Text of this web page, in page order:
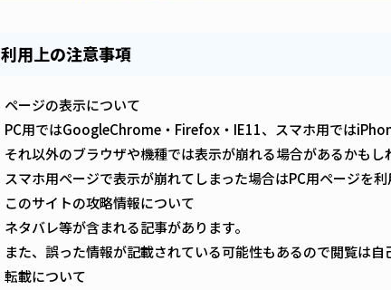
利用上の注意事項
ページの表示について
PC用ではGoogleChrome・Firefox・IE11、スマホ用では
それ以外のブラウザや機種では表示が崩れる場合があるかもし
スマホ用ページで表示が崩れてしまった場合はPC用ページを利
このサイトの攻略情報について
ネタバレ等が含まれる記事があります。
また、誤った情報が記載されている可能性もあるので閲覧は自
転載について